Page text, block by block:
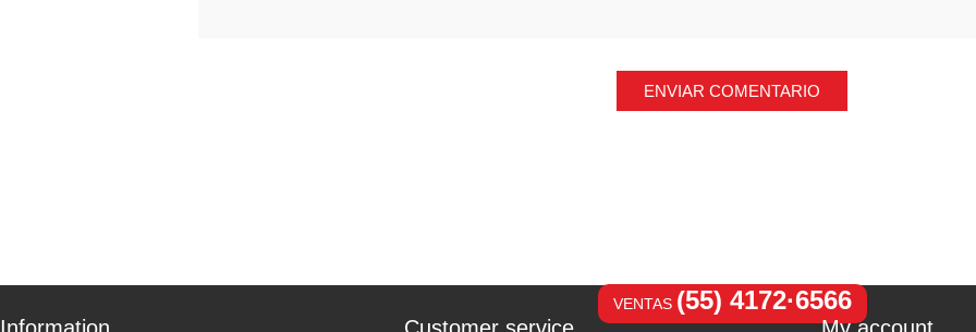
ENVIAR COMENTARIO
VENTAS (55) 4172·6566